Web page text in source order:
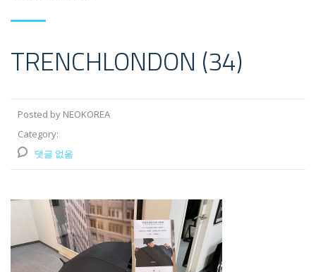
TRENCHLONDON (34)
Posted by NEOKOREA
Category:
댓글 없음